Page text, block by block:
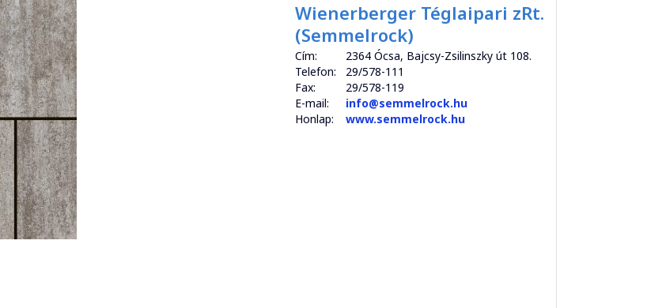
Wienerberger Téglaipari zRt.
(Semmelrock)
Cím:
2364 Ócsa, Bajcsy-Zsilinszky út 108.
Telefon:
29/578-111
Fax:
29/578-119
E-mail:
info@semmelrock.hu
Honlap:
www.semmelrock.hu